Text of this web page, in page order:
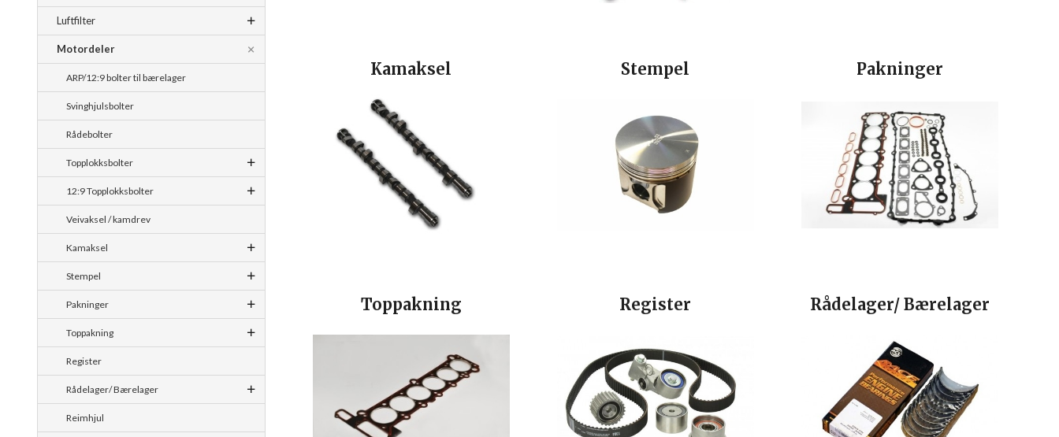
Luftfilter
Motordeler
ARP/12:9 bolter til bærelager
Svinghjulsbolter
Rådebolter
Topplokksbolter
12:9 Topplokksbolter
Veivaksel / kamdrev
Kamaksel
Stempel
Pakninger
Toppakning
Register
Rådelager/ Bærelager
Reimhjul
Kamaksel Stempel Pakninger
Toppakning Register Rådelager/ Bærelager